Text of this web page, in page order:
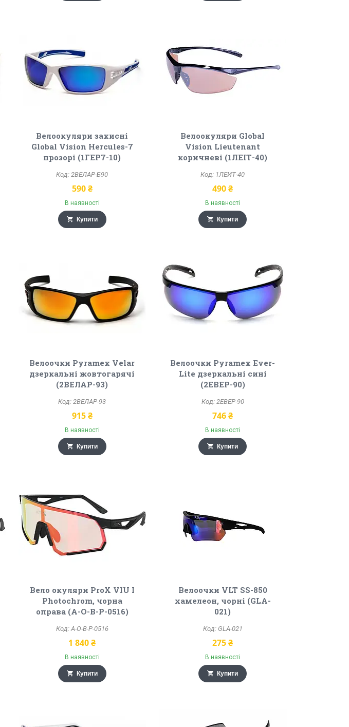
Велоокуляри захисні
Global Vision Hercules-7
прозорі (1ГЕР7-10)
2ВЕЛАР-Б90
590 ₴
В наявності
Купити
Велоокуляри Global
Vision Lieutenant
коричневі (1ЛЕІТ-40)
1ЛЕИТ-40
490 ₴
В наявності
Купити
Велоочки Pyramex Velar
дзеркальні жовтогарячі
(2ВЕЛАР-93)
2ВЕЛАР-93
915 ₴
В наявності
Купити
Велоочки Pyramex Ever-
Lite дзеркальні сині
(2ЕВЕР-90)
2ЕВЕР-90
746 ₴
В наявності
Купити
Вело окуляри ProX VIU I
Photochrom, чорна
оправа (A-O-B-P-0516)
A-O-B-P-0516
1 840 ₴
В наявності
Купити
Велоочки VLT SS-850
хамелеон, чорні (GLA-
021)
GLA-021
275 ₴
В наявності
Купити